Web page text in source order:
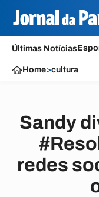
Últimas Notícias
Home>cultura
Sandy
redes